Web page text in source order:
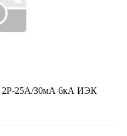
2Р-25А/30мА 6кА ИЭК